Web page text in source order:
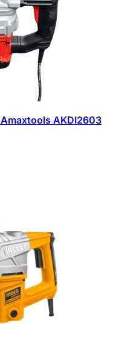
AKDI2603